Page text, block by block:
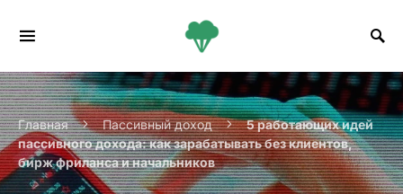
Главная Пассивный доход
5 работающих идей
пассивного дохода: как зарабатывать без клиентов,
бирж фриланса и начальников